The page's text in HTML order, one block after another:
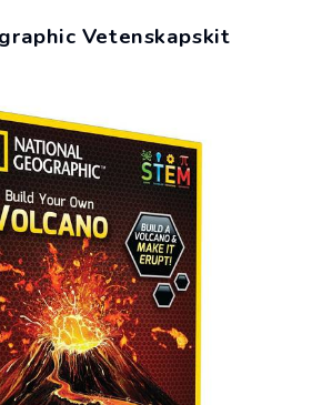
Vetenskapskit